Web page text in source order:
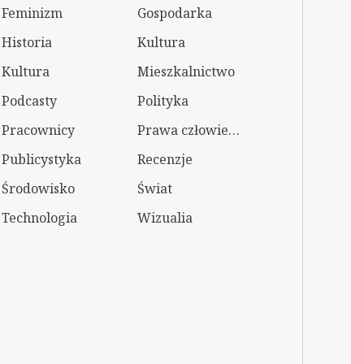
Feminizm
Gospodarka
Historia
Kultura
Kultura
Mieszkalnictwo
Podcasty
Polityka
Pracownicy
Prawa człowieka
Publicystyka
Recenzje
Środowisko
Świat
Technologia
Wizualia